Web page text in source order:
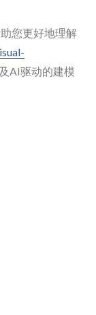
您更好地理解
AI驱动的建模